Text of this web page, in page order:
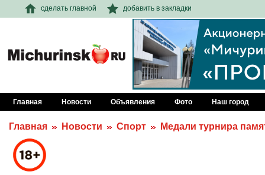
сделать главной добавить в закладки
Главная Новости Объявления Фото Наш город
Главная Новости Спорт Медали турнира